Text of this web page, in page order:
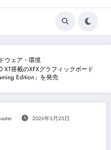
ウェア・環境
XT搭載のXFXグラフィックボード
Edition」を発売
2026年5月25日